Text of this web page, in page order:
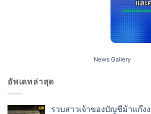
News Gallery
อัพเดทล่าสุด
รวบสาวเจ้าของบัญชีม้าแก๊ง